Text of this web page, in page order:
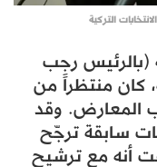
التركية
(بالرئيس رجب
كان منتظراً من
المعارض. وقد
سابقة ترجّح
أنه مع ترشيح